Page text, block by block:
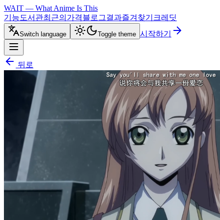
WAIT — What Anime Is This
기능도서관최근의 가격블로그결과즐겨찾기 크레딧
Switch language Toggle theme 시작하기
뒤로